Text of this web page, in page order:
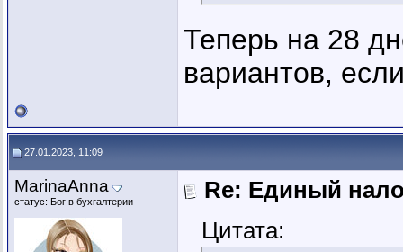
Теперь на 28
вариантов,
27.01.2023, 11:09
MarinaAnna
статус: Бог в бухгалтерии
Re: Единый
Цитата: